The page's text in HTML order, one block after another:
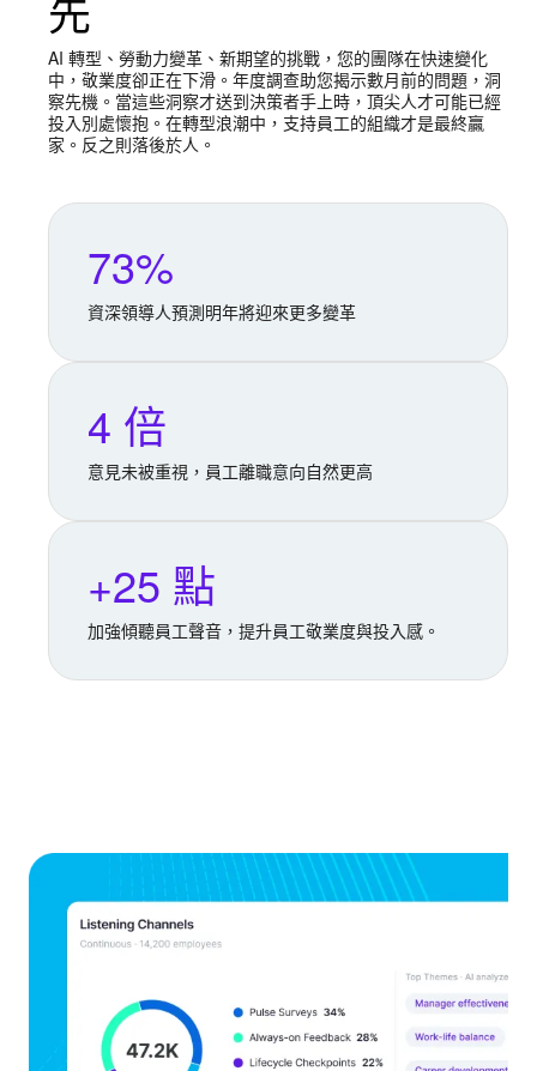
AI 轉型、勞動力變革、新期望的挑戰，您的團隊在快速變化
中，敬業度卻正在下滑。年度調查助您揭示數月前的問題，洞
察先機。當這些洞察才送到決策者手上時，頂尖人才可能已經
投入別處懷抱。在轉型浪潮中，支持員工的組織才是最終贏
家。反之則落後於人。
73%
資深領導人預測明年將迎來更多變革
4 倍
意見未被重視，員工離職意向自然更高
+25 點
加強傾聽員工聲音，提升員工敬業度與投入感。